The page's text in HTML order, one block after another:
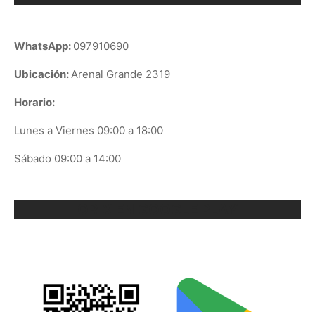
WhatsApp: 097910690
Ubicación:Arenal Grande 2319
Horario:
Lunes a Viernes 09:00 a 18:00
Sábado 09:00 a 14:00